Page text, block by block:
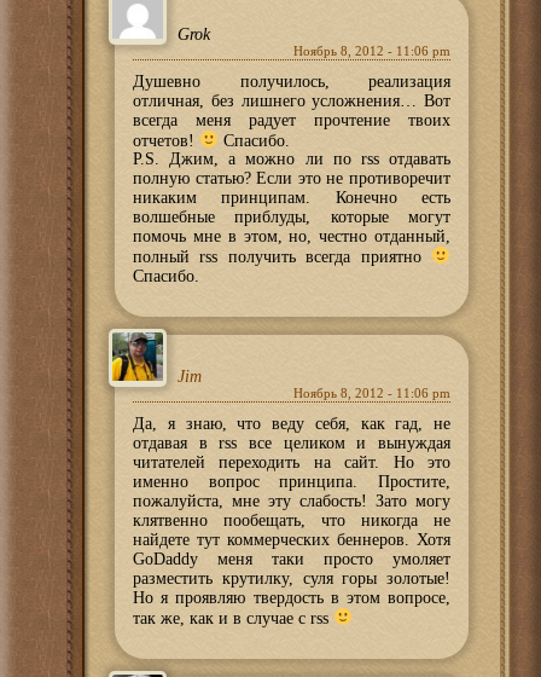
Grok
Ноябрь 8, 2012 - 11:06 pm
Душевно получилось, реализация
отличная, без лишнего усложнения… Вот
всегда меня радует прочтение твоих
отчетов!
Спасибо.
P.S. Джим, а можно ли по rss отдавать
полную статью? Если это не противоречит
никаким принципам. Конечно есть
волшебные приблуды, которые могут
помочь мне в этом, но, честно отданный,
полный rss получить всегда приятно
Спасибо.
Jim
Ноябрь 8, 2012 - 11:06 pm
Да, я знаю, что веду себя, как гад, не
отдавая в rss все целиком и вынуждая
читателей переходить на сайт. Но это
именно вопрос принципа. Простите,
пожалуйста, мне эту слабость! Зато могу
клятвенно пообещать, что никогда не
найдете тут коммерческих беннеров. Хотя
GoDaddy меня таки просто умоляет
разместить крутилку, суля горы золотые!
Но я проявляю твердость в этом вопросе,
так же, как и в случае с rss